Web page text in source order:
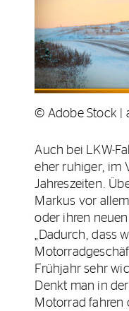
© Adobe Stock |
Auch bei LKW-
eher ruhiger, im
Jahreszeiten.
Markus vor
oder ihren
„Dadurch, dass
Frühjahr sehr
Denkt man in
Motorrad fahren